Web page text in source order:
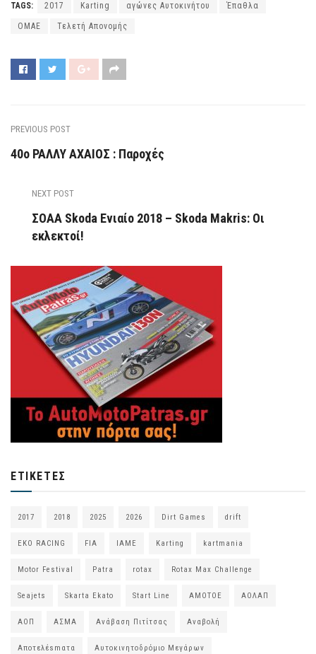
TAGS: 2017 Karting αγώνες Αυτοκινήτου Έπαθλα
ΟΜΑΕ Τελετή Απονομής
PREVIOUS POST
40ο ΡΑΛΛΥ ΑΧΑΙΟΣ : Παροχές
NEXT POST
ΣΟΑΑ Skoda Ενιαίο 2018 – Skoda Makris: Οι
εκλεκτοί!
ΕΤΙΚΈΤΕΣ
2017 2018 2025 2026 Dirt Games drift
EKO RACING FIA IAME Karting kartmania
Motor Festival Patra rotax Rotax Max Challenge
Seajets Skarta Ekato Start Line ΑΜΟΤΟΕ ΑΟΛΑΠ
ΑΟΠ ΑΣΜΑ Ανάβαση Πιτίτσας Αναβολή
Αποτελέsmατα Αυτοκινητοδρόμιο Μεγάρων